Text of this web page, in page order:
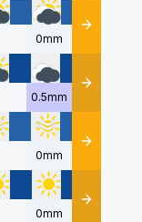
0mm Détails
0.5mm Détails
0mm Détails
0mm Détails